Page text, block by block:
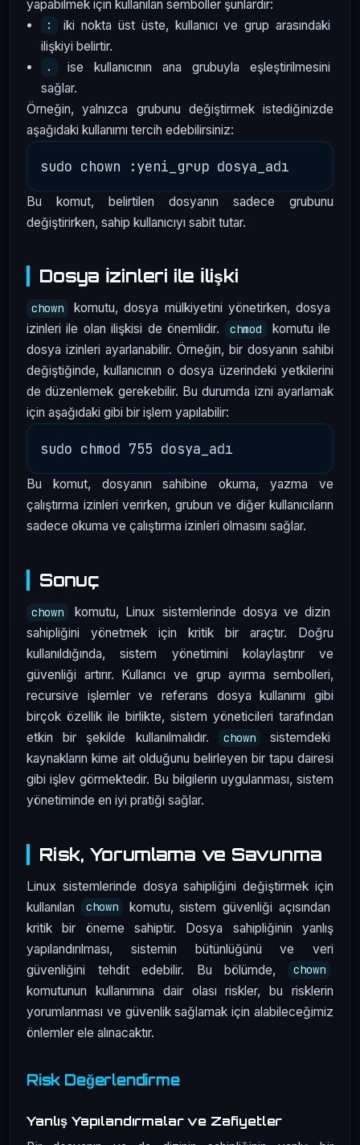
yapabilmek için kullanılan semboller şunlardır:
:
iki nokta üst üste, kullanıcı ve grup arasındaki
ilişkiyi belirtir.
.
ise kullanıcının ana grubuyla eşleştirilmesini
sağlar.
Örneğin, yalnızca grubunu değiştirmek istediğinizde
aşağıdaki kullanımı tercih edebilirsiniz:
Bu komut, belirtilen dosyanın sadece grubunu
değiştirirken, sahip kullanıcıyı sabit tutar.
Dosya İzinleri ile İlişki
chown
komutu, dosya mülkiyetini yönetirken, dosya
izinleri ile olan ilişkisi de önemlidir.
chmod
komutu ile
dosya izinleri ayarlanabilir. Örneğin, bir dosyanın sahibi
değiştiğinde, kullanıcının o dosya üzerindeki yetkilerini
de düzenlemek gerekebilir. Bu durumda izni ayarlamak
için aşağıdaki gibi bir işlem yapılabilir:
Bu komut, dosyanın sahibine okuma, yazma ve
çalıştırma izinleri verirken, grubun ve diğer kullanıcıların
sadece okuma ve çalıştırma izinleri olmasını sağlar.
Sonuç
chown
komutu, Linux sistemlerinde dosya ve dizin
sahipliğini yönetmek için kritik bir araçtır. Doğru
kullanıldığında, sistem yönetimini kolaylaştırır ve
güvenliği artırır. Kullanıcı ve grup ayırma sembolleri,
recursive işlemler ve referans dosya kullanımı gibi
birçok özellik ile birlikte, sistem yöneticileri tarafından
etkin bir şekilde kullanılmalıdır.
chown
sistemdeki
kaynakların kime ait olduğunu belirleyen bir tapu dairesi
gibi işlev görmektedir. Bu bilgilerin uygulanması, sistem
yönetiminde en iyi pratiği sağlar.
Risk, Yorumlama ve Savunma
Linux sistemlerinde dosya sahipliğini değiştirmek için
kullanılan
chown
komutu, sistem güvenliği açısından
kritik bir öneme sahiptir. Dosya sahipliğinin yanlış
yapılandırılması, sistemin bütünlüğünü ve veri
güvenliğini tehdit edebilir. Bu bölümde,
chown
komutunun kullanımına dair olası riskler, bu risklerin
yorumlanması ve güvenlik sağlamak için alabileceğimiz
önlemler ele alınacaktır.
Risk Değerlendirme
Yanlış Yapılandırmalar ve Zafiyetler